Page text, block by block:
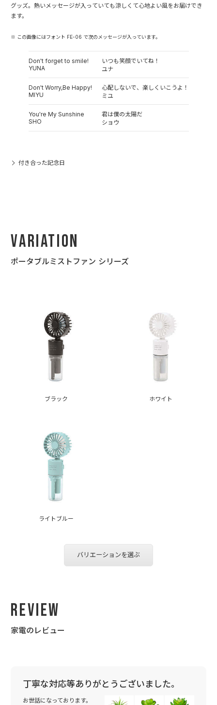
グッズ。熱いメッセージが入っていても涼しくて心地よい風をお届けでき
ます。
※ この画像にはフォント FE-06 で次のメッセージが入っています。
Don't forget to smile!
YUNA
いつも笑顔でいてね！
ユナ
Don't Worry,Be Happy!
MIYU
心配しないで、楽しくいこうよ！
ミユ
You're My Sunshine
SHO
君は僕の太陽だ
ショウ
付き合った記念日
Variation
ポータブルミストファン シリーズ
ブラック ホワイト
ライトブルー
バリエーションを選ぶ
Review
家電のレビュー
丁寧な対応等ありがとうございました。
お世話になっております。